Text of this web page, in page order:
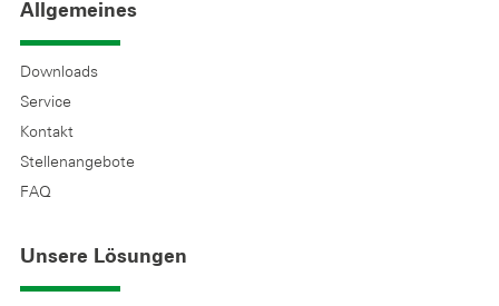
Allgemeines
Downloads
Service
Kontakt
Stellenangebote
FAQ
Unsere Lösungen